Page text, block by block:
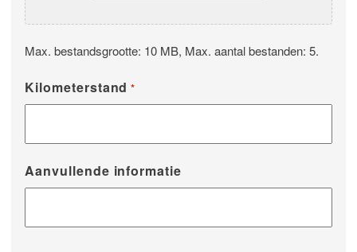
Max. bestandsgrootte: 10 MB, Max. aantal bestanden: 5.
Kilometerstand *
Aanvullende informatie